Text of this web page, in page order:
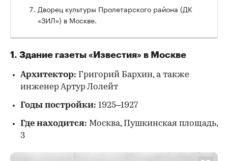
Дворец культуры Пролетарского района (ДК
«ЗИЛ») в Москве.
1. Здание газеты «Известия» в Москве
Архитектор: Григорий Бархин, а также
инженер Артур Лолейт
Годы постройки: 1925–1927
Где находится: Москва, Пушкинская площадь,
3